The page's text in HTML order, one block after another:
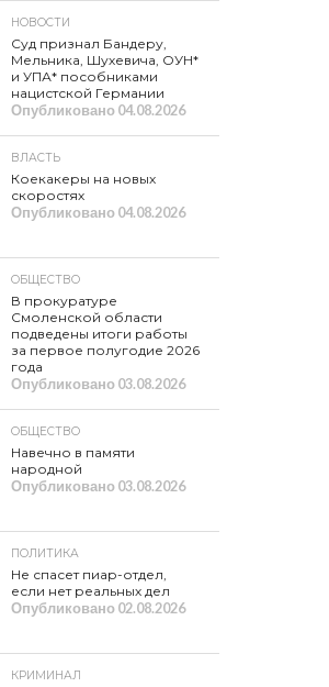
НОВОСТИ
Суд признал Бандеру,
Мельника, Шухевича, ОУН*
и УПА* пособниками
нацистской Германии
Опубликовано04.08.2026
ВЛАСТЬ
Коекакеры на новых
скоростях
Опубликовано04.08.2026
ОБЩЕСТВО
В прокуратуре
Смоленской области
подведены итоги работы
за первое полугодие 2026
года
Опубликовано03.08.2026
ОБЩЕСТВО
Навечно в памяти
народной
Опубликовано03.08.2026
ПОЛИТИКА
Не спасет пиар-отдел,
если нет реальных дел
Опубликовано02.08.2026
КРИМИНАЛ